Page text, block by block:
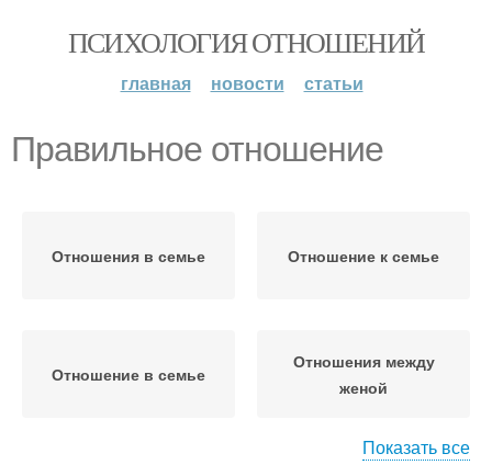
ПСИХОЛОГИЯ ОТНОШЕНИЙ
главная новости статьи
Правильное отношение
Отношения в семье Отношение к семье
Отношение в семье
Отношения между
женой
Показать все